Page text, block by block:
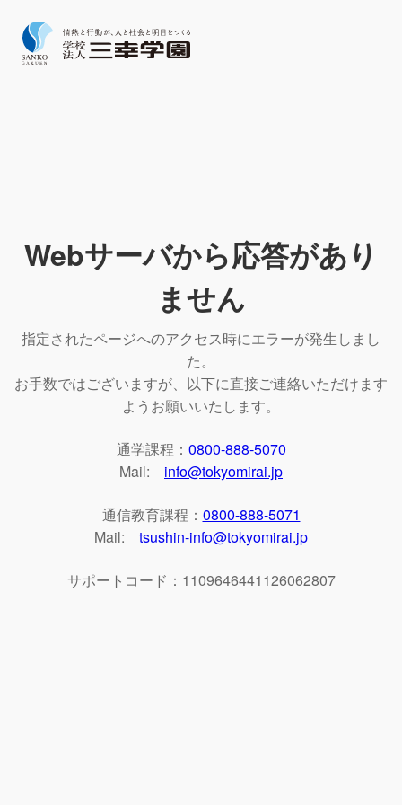
Webサーバから応答があり
ません
指定されたページへのアクセス時にエラーが発生しまし
た。
お手数ではございますが、以下に直接ご連絡いただけます
ようお願いいたします。
通学課程： 0800-888-5070
Mail: info@tokyomirai.jp
通信教育課程： 0800-888-5071
Mail: tsushin-info@tokyomirai.jp
サポートコード：1109646441126062807